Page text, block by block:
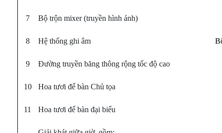
7 Bộ trộn mixer (truyền hình ảnh)
8 Hệ thống ghi âm
9 Đường truyền băng thông rộng tốc độ cao
10 Hoa tươi để bàn Chủ tọa
11 Hoa tươi để bàn đại biểu